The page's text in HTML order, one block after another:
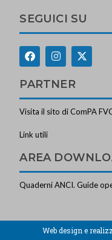
SEGUICI SU
PARTNER
Visita il sito di ComPA
Link utili
AREA
Quaderni ANCI. Guide
Web design e